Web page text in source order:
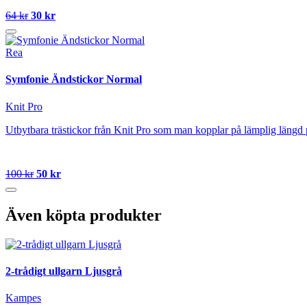
64 kr 30 kr
Rea
Symfonie Ändstickor Normal
Knit Pro
Utbytbara trästickor från Knit Pro som man kopplar på lämplig längd
100 kr 50 kr
Även köpta produkter
2-trådigt ullgarn Ljusgrå
Kampes